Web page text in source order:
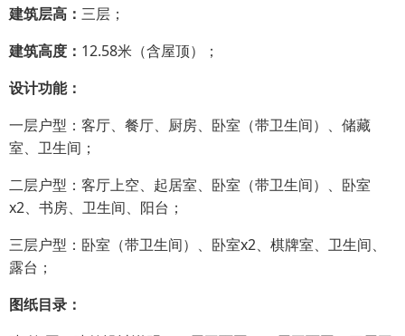
建筑层高： 三层；
建筑高度： 12.58米（含屋顶）；
设计功能：
一层户型：客厅、餐厅、厨房、卧室（带卫生间）、储藏
室、卫生间；
二层户型：客厅上空、起居室、卧室（带卫生间）、卧室
x2、书房、卫生间、阳台；
三层户型：卧室（带卫生间）、卧室x2、棋牌室、卫生间、
露台；
图纸目录：